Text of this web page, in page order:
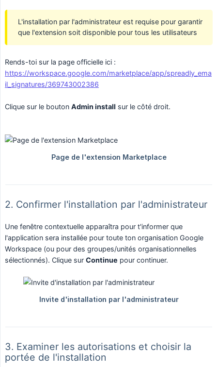
L'installation par l'administrateur est requise pour garantir
que l'extension soit disponible pour tous les utilisateurs
Rends-toi sur la page officielle ici :
https://workspace.google.com/marketplace/app/spreadly_ema
il_signatures/369743002386
Clique sur le bouton Admin install sur le côté droit.
2. Confirmer l'installation par l'administrateur
Une fenêtre contextuelle apparaîtra pour t'informer que
l'application sera installée pour toute ton organisation Google
Workspace (ou pour des groupes/unités organisationnelles
sélectionnés). Clique sur Continue pour continuer.
3. Examiner les autorisations et choisir la
portée de l'installation